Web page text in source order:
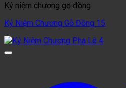
Kỷ niệm chương gỗ đồng
Kỷ Niệm Chương Gỗ Đồng 15